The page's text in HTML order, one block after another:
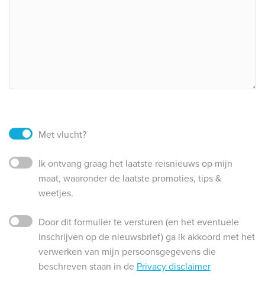
Met vlucht?
Ik ontvang graag het laatste reisnieuws op mijn
maat, waaronder de laatste promoties, tips &
weetjes.
Door dit formulier te versturen (en het eventuele
inschrijven op de nieuwsbrief) ga ik akkoord met het
verwerken van mijn persoonsgegevens die
beschreven staan in de Privacy disclaimer